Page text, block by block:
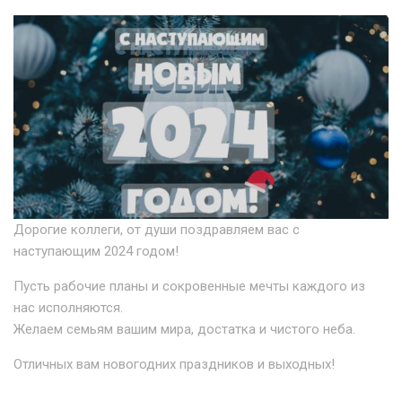
Дорогие коллеги, от души поздравляем вас с
наступающим 2024 годом!
Пусть рабочие планы и сокровенные мечты каждого из
нас исполняются.
Желаем семьям вашим мира, достатка и чистого неба.
Отличных вам новогодних праздников и выходных!